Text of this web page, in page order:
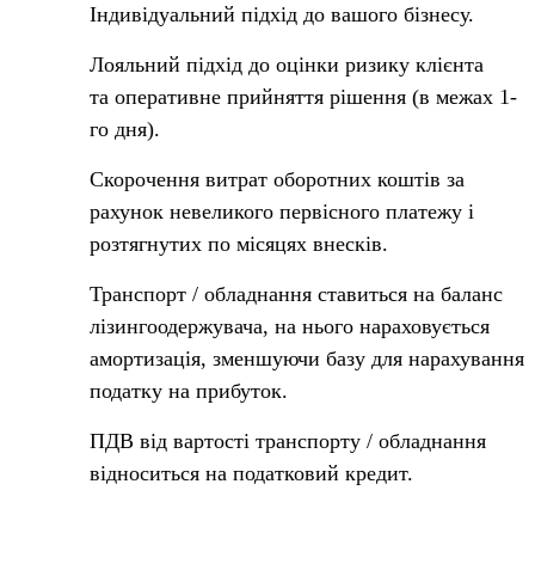
Індивідуальний підхід до вашого бізнесу.
Лояльний підхід до оцінки ризику клієнта
та оперативне прийняття рішення (в межах 1-
го дня).
Скорочення витрат оборотних коштів за
рахунок невеликого первісного платежу і
розтягнутих по місяцях внесків.
Транспорт / обладнання ставиться на баланс
лізингоодержувача, на нього нараховується
амортизація, зменшуючи базу для нарахування
податку на прибуток.
ПДВ від вартості транспорту / обладнання
відноситься на податковий кредит.